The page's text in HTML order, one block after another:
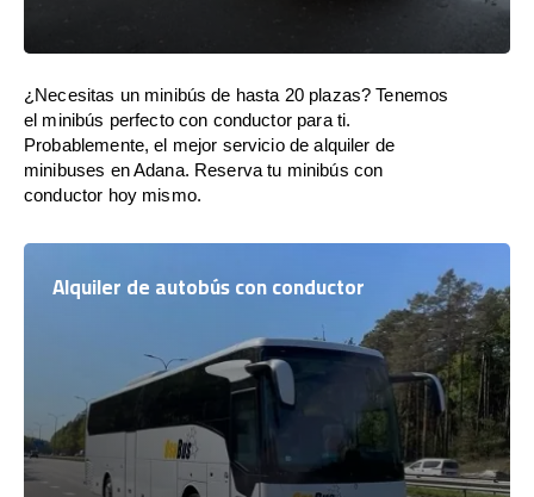
¿Necesitas un minibús de hasta 20 plazas? Tenemos
el minibús perfecto con conductor para ti.
Probablemente, el mejor servicio de alquiler de
minibuses en Adana. Reserva tu minibús con
conductor hoy mismo.
Alquiler de autobús con conductor